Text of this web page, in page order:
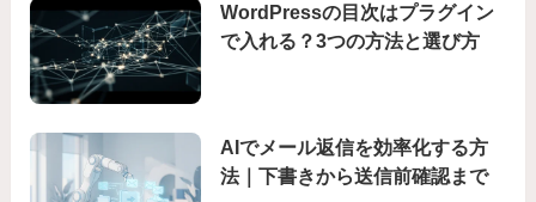
WordPressの目次はプラグイン
で入れる？3つの方法と選び方
AIでメール返信を効率化する方
法｜下書きから送信前確認まで